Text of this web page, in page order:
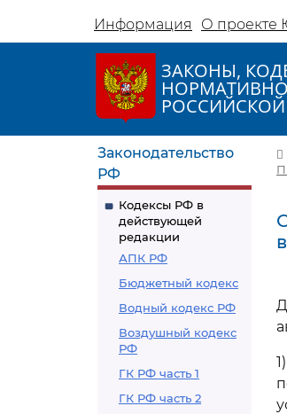
Информация О проекте
ЗАКОНЫ,
Законодательство
РФ
Кодексы РФ в
действующей
редакции
АПК РФ
Бюджетный кодекс
Водный кодекс РФ
Воздушный кодекс
РФ
ГК РФ часть 1
ГК РФ часть 2